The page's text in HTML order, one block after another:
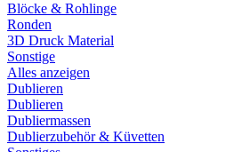
Blöcke & Rohlinge
Ronden
3D Druck Material
Sonstige
Alles anzeigen
Dublieren
Dublieren
Dubliermassen
Dublierzubehör & Küvetten